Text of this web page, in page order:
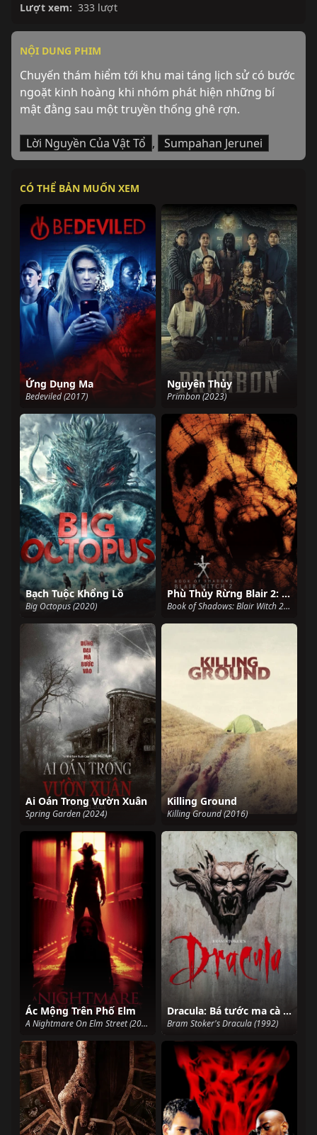
Lượt xem: 333 lượt
NỘI DUNG PHIM
Chuyến thám hiểm tới khu mai táng lịch sử có bước
ngoặt kinh hoàng khi nhóm phát hiện những bí
mật đằng sau một truyền thống ghê rợn.
Lời Nguyền Của Vật Tổ , Sumpahan Jerunei
CÓ THỂ BẢN MUỐN XEM
Ứng Dụng Ma
Bedeviled (2017)
Nguyên Thủy
Primbon (2023)
Bạch Tuộc Khổng Lồ
Big Octopus (2020)
Phù Thủy Rừng Blair 2: Quyển Sách Bóng Đêm
Book of Shadows: Blair Witch 2 (2000)
Ai Oán Trong Vườn Xuân
Spring Garden (2024)
Killing Ground
Killing Ground (2016)
Ác Mộng Trên Phố Elm
A Nightmare On Elm Street (2010)
Dracula: Bá tước ma cà rồng
Bram Stoker's Dracula (1992)